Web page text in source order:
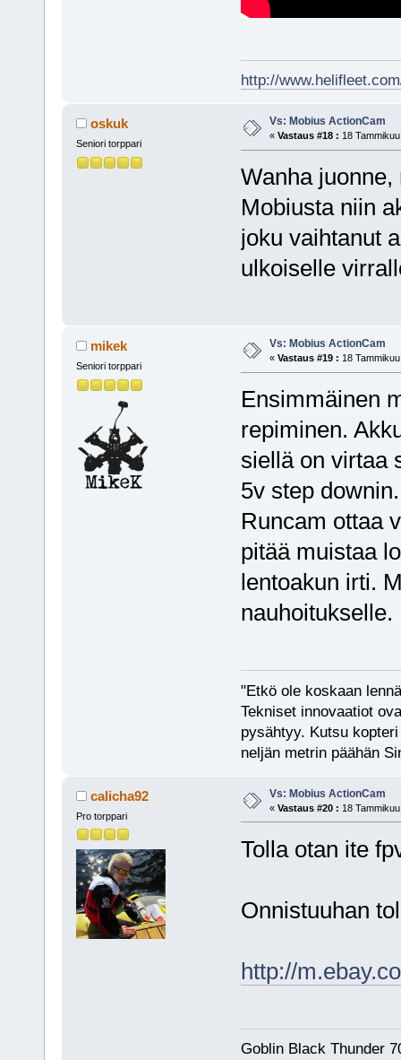
http://
oskuk
Seniori torppari
Vs: Mobius ActionCam
« Vastaus #18 : 18
Wanha
Mobiusta niin
joku vaihtanut
ulkoiselle
mikek
Seniori torppari
Vs: Mobius ActionCam
« Vastaus #19 : 18
Ensimmäinen
repiminen.
siellä on virtaa
5v step
Runcam ottaa
pitää muistaa
lentoakun irti.
nauhoitukselle.
"Etkö ole koskaan
Tekniset innovaatiot
pysähtyy. Kutsu
neljän metrin päähän
calicha92
Pro torppari
Vs: Mobius ActionCam
« Vastaus #20 : 18
Tolla otan ite
Onnistuuhan
http://
Goblin Black Thunder